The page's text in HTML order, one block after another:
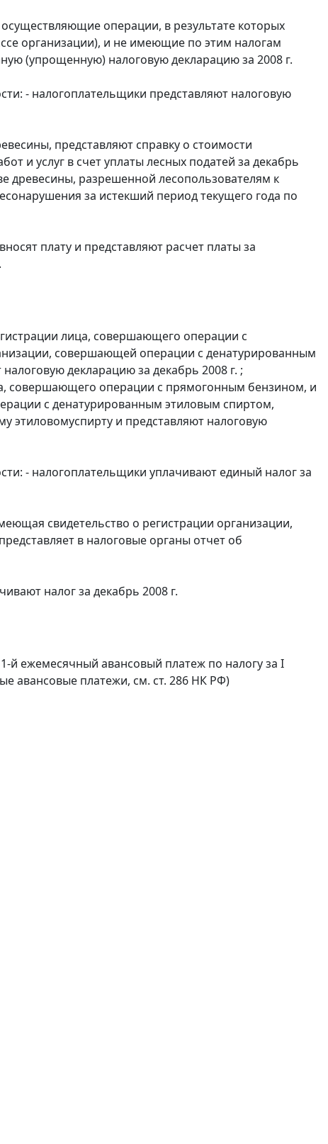
операции, в результате которых
организации), и не имеющие по этим налогам
(упрощенную) налоговую декларацию за 2008 г.
- налогоплательщики представляют налоговую
представляют справку о стоимости
и услуг в счет уплаты лесных податей за декабрь
древесины, разрешенной лесопользователям к
за истекший период текущего года по
плату и представляют расчет платы за
лица, совершающего операции с
совершающей операции с денатурированным
декларацию за декабрь 2008 г. ;
совершающего операции с прямогонным бензином, и
с денатурированным этиловым спиртом,
этиловомуспирту и представляют налоговую
- налогоплательщики уплачивают единый налог за
свидетельство о регистрации организации,
в налоговые органы отчет об
налог за декабрь 2008 г.
й ежемесячный авансовый платеж по налогу за I
авансовые платежи, см. ст. 286 НК РФ)